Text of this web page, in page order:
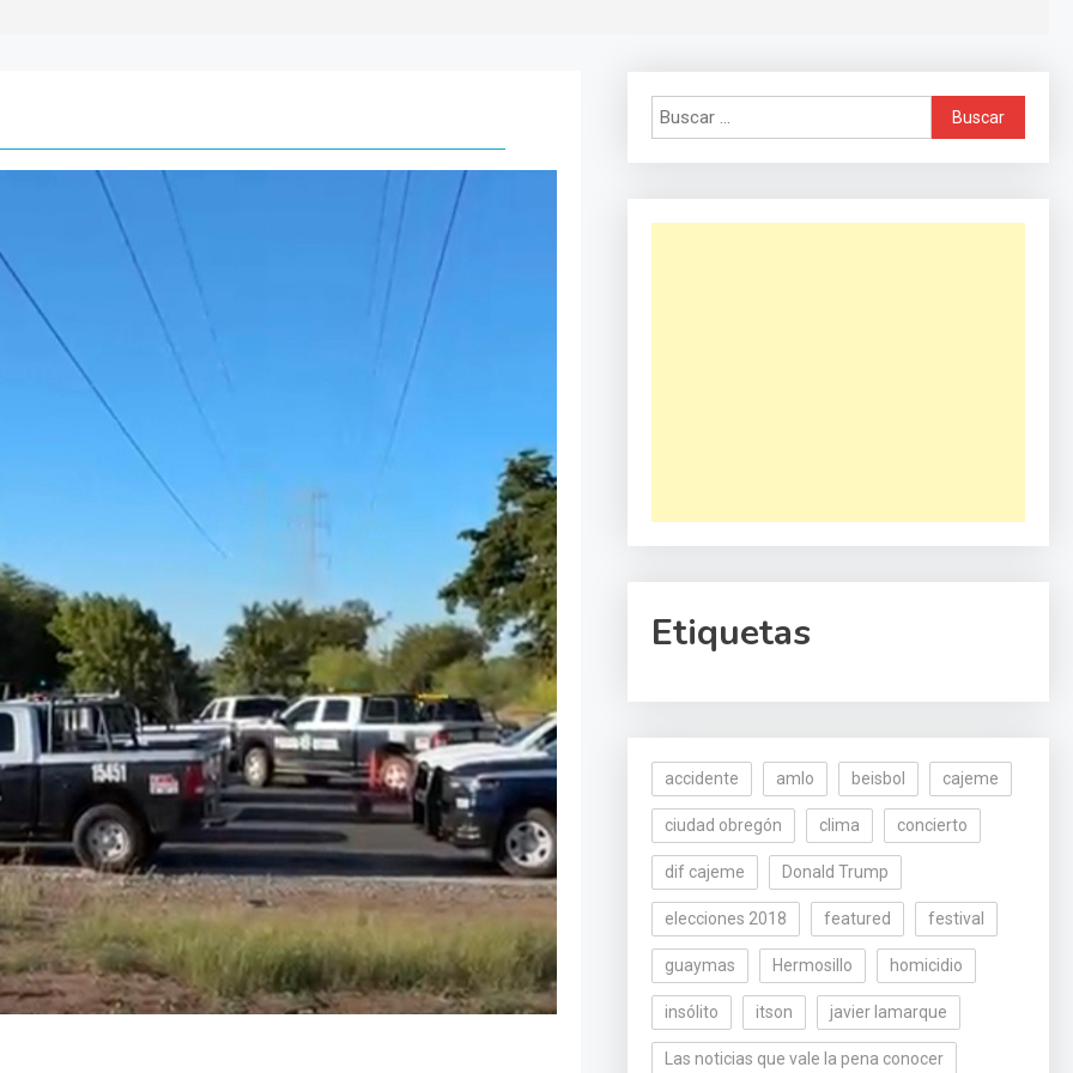
Buscar:
Etiquetas
accidente amlo beisbol cajeme
ciudad obregón clima concierto
dif cajeme Donald Trump
elecciones 2018 featured festival
guaymas Hermosillo homicidio
insólito itson javier lamarque
Las noticias que vale la pena conocer